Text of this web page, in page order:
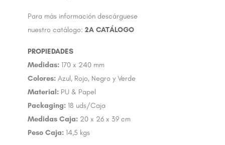
Para más información descárguese
nuestro catálogo: 2A CATÁLOGO
Medidas: 170 x 240 mm
Colores: Azul, Rojo, Negro y Verde
Material: PU & Papel
Packaging: 18 uds/Caja
Medidas Caja: 20 x 26 x 39 cm
Peso Caja: 14,5 kgs